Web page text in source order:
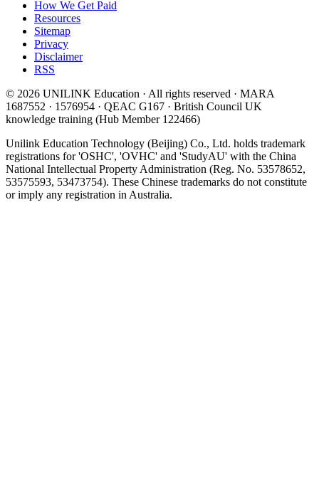
How We Get Paid
Resources
Sitemap
Privacy
Disclaimer
RSS
© 2026 UNILINK Education · All rights reserved · MARA
1687552 · 1576954 · QEAC G167 · British Council UK
knowledge training (Hub Member 122466)
Unilink Education Technology (Beijing) Co., Ltd. holds trademark
registrations for 'OSHC', 'OVHC' and 'StudyAU' with the China
National Intellectual Property Administration (Reg. No. 53578652,
53575593, 53473754). These Chinese trademarks do not constitute
or imply any registration in Australia.